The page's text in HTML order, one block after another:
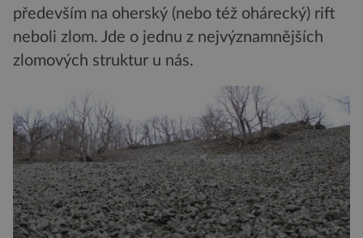
především na oherský (nebo též ohárecký) rift
neboli zlom. Jde o jednu z nejvýznamnějších
zlomových struktur u nás.